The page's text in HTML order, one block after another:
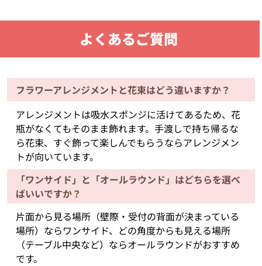
よくあるご質問
フラワーアレンジメントと花束はどう違いますか？
アレンジメントは吸水スポンジに活けてあるため、花
瓶がなくてもそのまま飾れます。手渡しで持ち帰るな
ら花束、すぐ飾って楽しんでもらうならアレンジメン
トが向いています。
「ワンサイド」と「オールラウンド」はどちらを選べ
ばいいですか？
片面から見る場所（壁際・受付の背面が決まっている
場所）ならワンサイド、どの角度からも見える場所
（テーブル中央など）ならオールラウンドがおすすめ
です。